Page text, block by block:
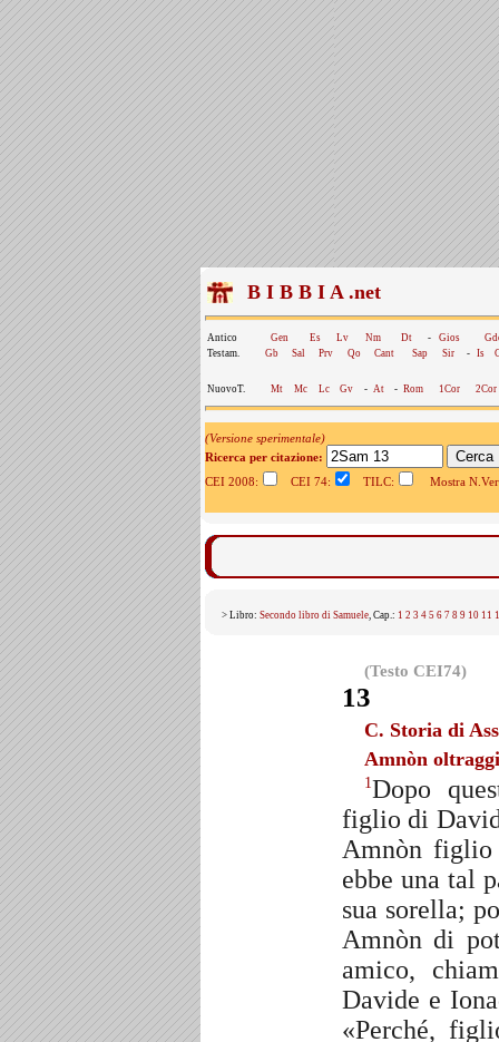
B I B B I A .net
Antico Gen Es Lv Nm Dt - Gios
Testam.
Gb Sal Prv Qo Cant Sap Sir - Is
NuovoT. Mt Mc Lc Gv - At - Rom 1Cor 2Cor
(Versione sperimentale)
Ricerca per citazione:
CEI 2008:
CEI 74: TILC: Mostra
> Libro: Secondo libro di Samuele, Cap.: 1 2 3 4 5 6 7 8 9 10 11
(Testo CEI74)
13
C. Storia di
Amnòn
1Dopo
figlio di
Amnòn
ebbe una tal
sua sorella;
Amnòn di
amico,
Davide e
«Perché,